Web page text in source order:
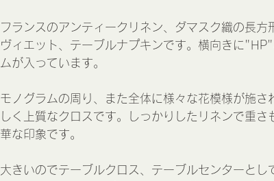
フランスのアンティークリネン、ダマスク織の長方
ヴィエット、テーブルナプキンです。横向きに
ムが入っています。
モノグラムの周り、また全体に様々な花模様が施さ
しく上質なクロスです。しっかりしたリネンで重さ
華な印象です。
大きいのでテーブルクロス、テーブルセンターとし